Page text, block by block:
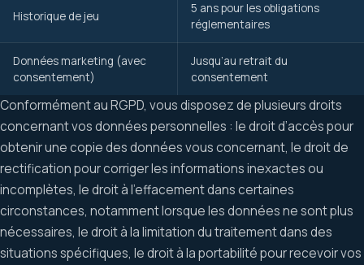
Historique de jeu
5 ans pour les obligations
réglementaires
Données marketing (avec
consentement)
Jusqu’au retrait du
consentement
Conformément au RGPD, vous disposez de plusieurs droits
concernant vos données personnelles : le droit d’accès pour
obtenir une copie des données vous concernant, le droit de
rectification pour corriger les informations inexactes ou
incomplètes, le droit à l’effacement dans certaines
circonstances, notamment lorsque les données ne sont plus
nécessaires, le droit à la limitation du traitement dans des
situations spécifiques, le droit à la portabilité pour recevoir vos